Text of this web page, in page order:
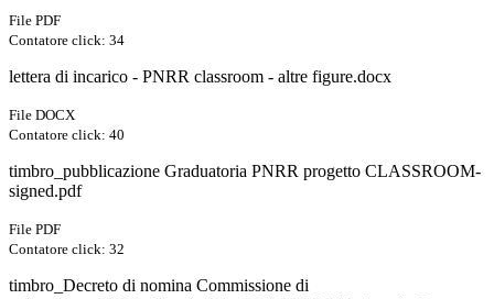
File PDF
Contatore click: 34
lettera di incarico - PNRR classroom - altre figure.docx
File DOCX
Contatore click: 40
timbro_pubblicazione Graduatoria PNRR progetto CLASSROOM-
signed.pdf
File PDF
Contatore click: 32
timbro_Decreto di nomina Commissione di